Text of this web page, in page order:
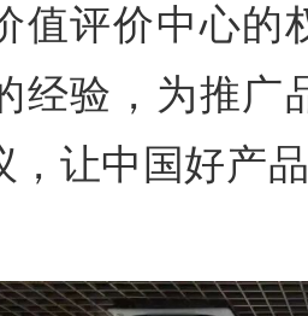
值评价中心的
经验，为推广
，让中国好产